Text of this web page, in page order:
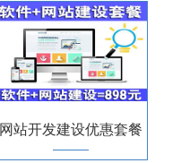
网站开发建设优惠套餐